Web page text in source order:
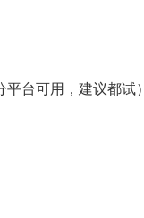
台可用，建议都试）